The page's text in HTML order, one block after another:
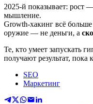
2025-й показывает: рост
мышление.
Growth-хакинг всё
оружие — не деньги, а
Те, кто умеет запускать
получают результат,
SEO
Маркетинг